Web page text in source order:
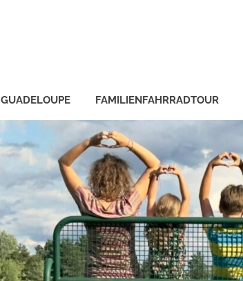
GUADELOUPE FAMILIENFAHRRADTOUR